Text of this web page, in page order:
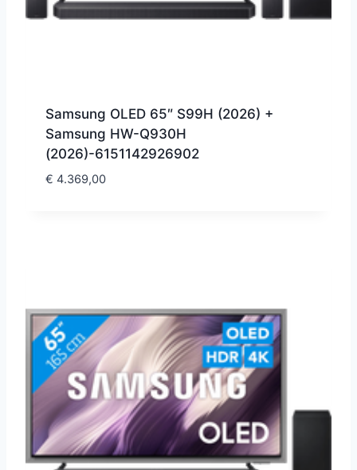
Samsung OLED 65″ S99H (2026) +
Samsung HW-Q930H
(2026)-6151142926902
€ 4.369,00